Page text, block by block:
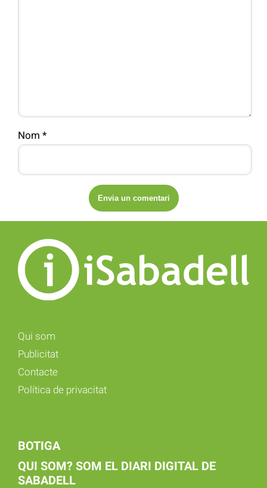
Nom *
Qui som
Publicitat
Contacte
Política de privacitat
BOTIGA
QUI SOM? SOM EL DIARI DIGITAL DE
SABADELL